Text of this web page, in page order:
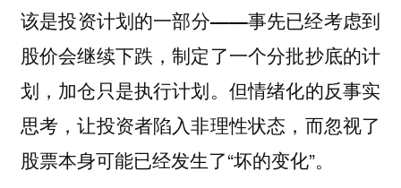
该是投资计划的一部分——事先已经考虑到
股价会继续下跌，制定了一个分批抄底的计
划，加仓只是执行计划。 但情绪化的反事实
思考，让投资者陷入非理性状态，而忽视了
股票本身可能已经发生了“坏的变化”。